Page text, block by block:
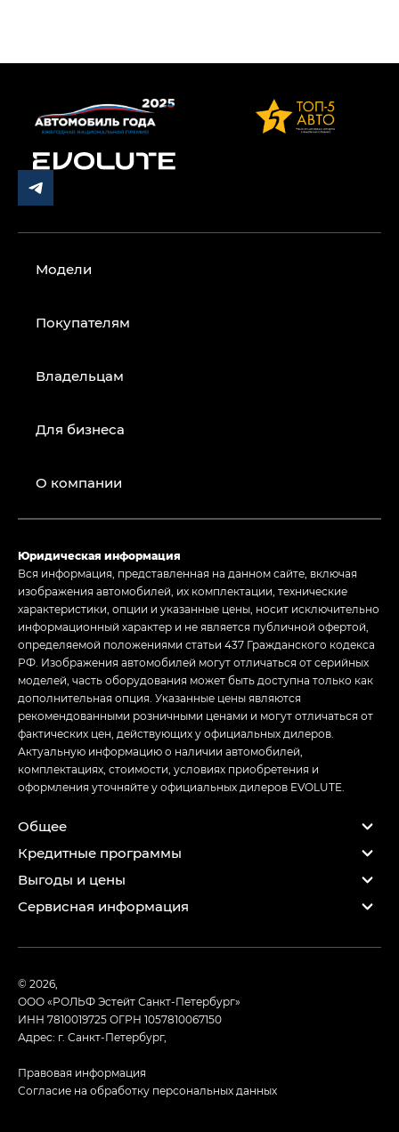
Модели
Покупателям
Владельцам
Для бизнеса
О компании
Юридическая информация
Вся информация, представленная на данном сайте, включая
изображения автомобилей, их комплектации, технические
характеристики, опции и указанные цены, носит исключительно
информационный характер и не является публичной офертой,
определяемой положениями статьи 437 Гражданского кодекса
РФ. Изображения автомобилей могут отличаться от серийных
моделей, часть оборудования может быть доступна только как
дополнительная опция. Указанные цены являются
рекомендованными розничными ценами и могут отличаться от
фактических цен, действующих у официальных дилеров.
Актуальную информацию о наличии автомобилей,
комплектациях, стоимости, условиях приобретения и
оформления уточняйте у официальных дилеров EVOLUTE.
Общее
Кредитные программы
Выгоды и цены
Сервисная информация
© 2026,
ООО «РОЛЬФ Эстейт Санкт-Петербург»
ИНН 7810019725ОГРН 1057810067150
Адрес: г. Санкт-Петербург,
Правовая информация
Согласие на обработку персональных данных